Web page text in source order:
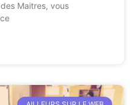
Maitres, vous